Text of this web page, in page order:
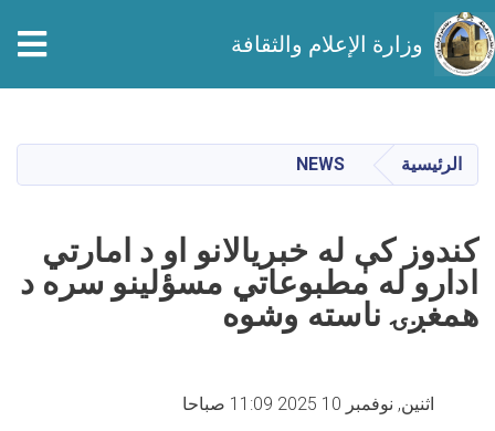
الرئيسي
وزارة الإعلام والثقافة
الرئيسية NEWS
کندوز کې له خبریالانو او د امارتي
ادارو له مطبوعاتي مسؤلینو سره د
همغږۍ ناسته وشوه
اثنين, نوفمبر 10 2025 11:09 صباحا